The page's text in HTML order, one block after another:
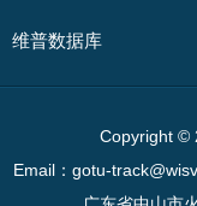
维普数据库
Copyright ©
Email：gotu-